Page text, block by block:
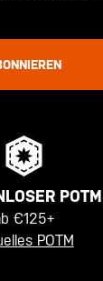
POTM
€125+
POTM